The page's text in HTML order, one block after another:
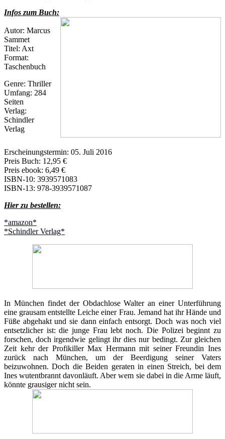
Infos zum Buch:
Autor: Marcus
Sammet
Titel: Axt
Format:
Taschenbuch
Genre: Thriller
Umfang: 284
Seiten
Verlag:
Schindler
Verlag
Erscheinungstermin: 05. Juli 2016
Preis Buch: 12,95 €
Preis ebook: 6,49 €
ISBN-10: 3939571083
ISBN-13: 978-3939571087
Hier zu bestellen:
*amazon*
*Schindler Verlag*
In München findet der Obdachlose Walter an einer Unterführung
eine grausam entstellte Leiche einer Frau. Jemand hat ihr Hände und
Füße abgehakt und sie dann einfach entsorgt. Doch was noch viel
entsetzlicher ist: die junge Frau lebt noch. Die Polizei beginnt zu
forschen, doch irgendwie gelingt ihr dies nur bedingt. Zur gleichen
Zeit kehr der Profikiller Max Hermann mit seiner Freundin Ines
zurück nach München, um der Beerdigung seiner Vaters
beizuwohnen. Doch die Beiden geraten in einen Streich, bei dem
Ines wutentbrannt davonläuft. Aber wem sie dabei in die Arme läuft,
könnte grausiger nicht sein.